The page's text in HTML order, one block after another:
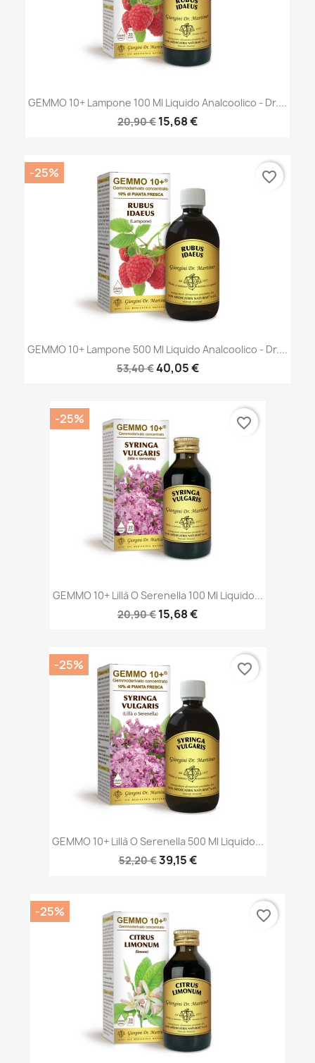
GEMMO 10+ Lampone 100 Ml Liquido Analcoolico - Dr....
20,90 € 15,68 €
GEMMO 10+ Lampone 500 Ml Liquido Analcoolico - Dr....
53,40 €40,05 €
-25% favorite_border
GEMMO 10+ Lillà O Serenella 100 Ml Liquido...
20,90 € 15,68 €
-25% favorite_border
GEMMO 10+ Lillà O Serenella 500 Ml Liquido...
52,20 €39,15 €
-25% favorite_border
-25% favorite_border